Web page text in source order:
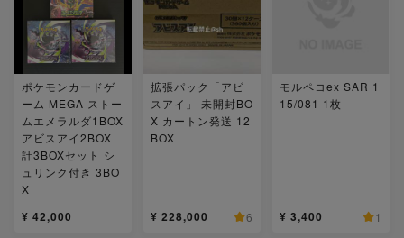
ポケモンカードゲ
ーム MEGA ストー
ムエメラルダ1BOX
アビスアイ2BOX
計3BOXセット シ
ュリンク付き 3BO
X
¥ 42,000
拡張パック「アビ
スアイ」 未開封BO
X カートン発送 12
BOX
¥ 228,000 6
モルペコex SAR 1
15/081 1枚
¥ 3,400 1